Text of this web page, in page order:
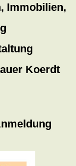
Immobilien,
Koerdt